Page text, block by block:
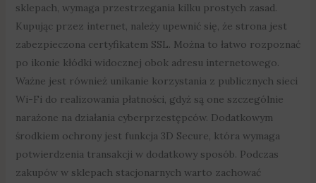
sklepach, wymaga przestrzegania kilku prostych zasad.
Kupując przez internet, należy upewnić się, że strona jest
zabezpieczona certyfikatem SSL. Można to łatwo rozpoznać
po ikonie kłódki widocznej obok adresu internetowego.
Ważne jest również unikanie korzystania z publicznych sieci
Wi-Fi do realizowania płatności, gdyż są one szczególnie
narażone na działania cyberprzestępców. Dodatkowym
środkiem ochrony jest funkcja 3D Secure, która wymaga
potwierdzenia transakcji w dodatkowy sposób. Podczas
zakupów w sklepach stacjonarnych warto zachować